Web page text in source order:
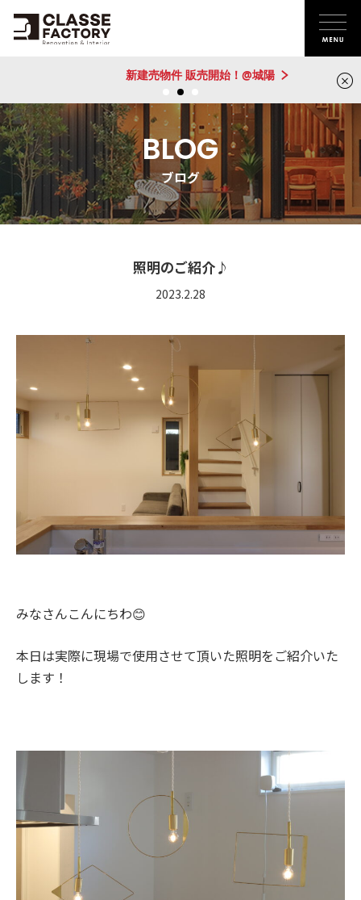
新建売物件 販売開始！@城陽
BLOG
ブログ
照明のご紹介♪
2023.2.28
みなさんこんにちわ😊
本日は実際に現場で使用させて頂いた照明をご紹介いた
します！